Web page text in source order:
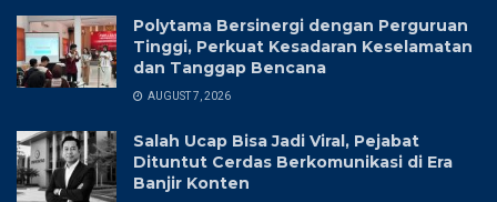
Polytama Bersinergi dengan Perguruan
Tinggi, Perkuat Kesadaran Keselamatan
dan Tanggap Bencana
AUGUST 7, 2026
Salah Ucap Bisa Jadi Viral, Pejabat
Dituntut Cerdas Berkomunikasi di Era
Banjir Konten